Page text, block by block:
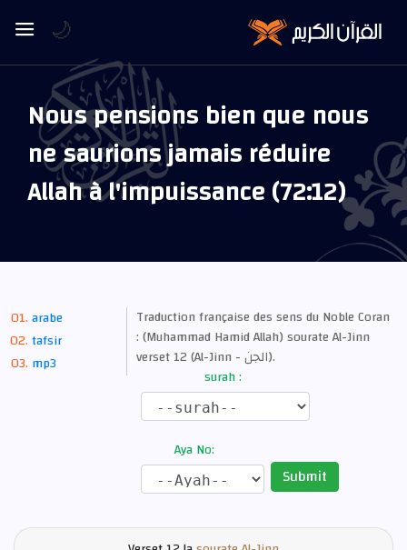
Nous pensions bien que nous
ne saurions jamais réduire
Allah à l'impuissance (72:12)
arabe
tafsir
mp3
Traduction française des sens du Noble Coran
: (Muhammad Hamid Allah) sourate Al-Jinn
verset 12 (Al-Jinn - الجن).
surah :
Aya No:
Submit
🌙